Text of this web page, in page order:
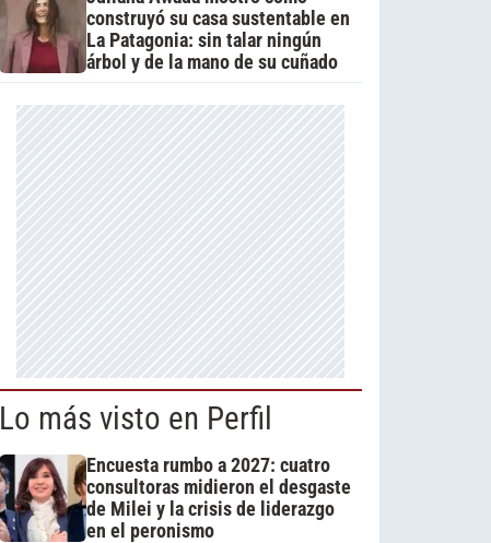
construyó su casa sustentable en
La Patagonia: sin talar ningún
árbol y de la mano de su cuñado
Lo más visto en Perfil
Encuesta rumbo a 2027: cuatro
consultoras midieron el desgaste
de Milei y la crisis de liderazgo
en el peronismo